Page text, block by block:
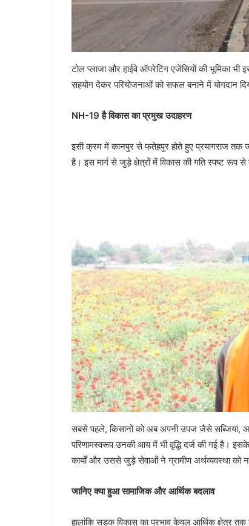
टोल प्लाजा और हाईवे ऑपरेटिंग एजेंसियों की भूमिका
सहयोग देकर परियोजनाओं को सफल बनाने में योगदान
NH-19 है विकास का प्रमुख उदाहरण
इसी क्रम में कानपुर से फतेहपुर होते हुए प्रयागराज तक
है। इस मार्ग से जुड़े क्षेत्रों में विकास की गति स्पष्ट रूप
सबसे पहले, किसानों को अब अपनी उपज जैसे सब्जियां,
परिणामस्वरूप उनकी आय में भी वृद्धि दर्ज की गई है।
कार्यों और उससे जुड़े सेवाओं ने ग्रामीण अर्थव्यवस्था को
जानिए क्या हुआ सामाजिक और आर्थिक बदलाव
हालांकि सड़क विकास का प्रभाव केवल आर्थिक क्षेत्र